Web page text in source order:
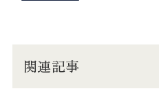
関連記事